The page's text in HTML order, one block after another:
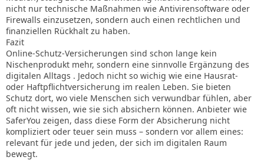
nicht nur technische Maßnahmen wie Antivirensoftware oder
Firewalls einzusetzen, sondern auch einen rechtlichen und
finanziellen Rückhalt zu haben.
Fazit
Online-Schutz-Versicherungen sind schon lange kein
Nischenprodukt mehr, sondern eine sinnvolle Ergänzung des
digitalen Alltags . Jedoch nicht so wichig wie eine Hausrat-
oder Haftpflichtversicherung im realen Leben. Sie bieten
Schutz dort, wo viele Menschen sich verwundbar fühlen, aber
oft nicht wissen, wie sie sich absichern können. Anbieter wie
SaferYou zeigen, dass diese Form der Absicherung nicht
kompliziert oder teuer sein muss – sondern vor allem eines:
relevant für jede und jeden, der sich im digitalen Raum
bewegt.